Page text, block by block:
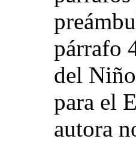
párrafo
del
para el
autora